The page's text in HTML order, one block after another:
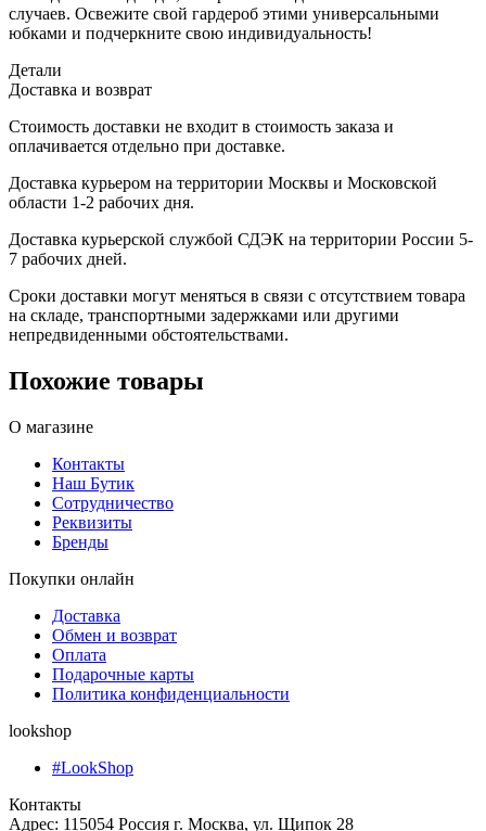
случаев. Освежите свой гардероб этими универсальными
юбками и подчеркните свою индивидуальность!
Детали
Доставка и возврат
Стоимость доставки не входит в стоимость заказа и
оплачивается отдельно при доставке.
Доставка курьером на территории Москвы и Московской
области 1-2 рабочих дня.
Доставка курьерской службой СДЭК на территории России 5-
7 рабочих дней.
Сроки доставки могут меняться в связи с отсутствием товара
на складе, транспортными задержками или другими
непредвиденными обстоятельствами.
Похожие товары
О магазине
Контакты
Наш Бутик
Сотрудничество
Реквизиты
Бренды
Покупки онлайн
Доставка
Обмен и возврат
Оплата
Подарочные карты
Политика конфиденциальности
lookshop
#LookShop
Контакты
Адрес: 115054 Россия г. Москва, ул. Щипок 28